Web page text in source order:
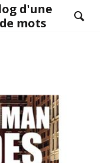
d'une
mots